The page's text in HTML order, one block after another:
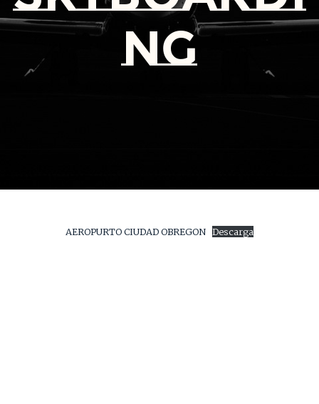
ng
AEROPURTO CIUDAD OBREGON Descarga